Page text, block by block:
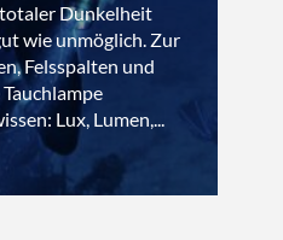
totaler Dunkelheit
wie unmöglich. Zur
Felsspalten und
Lux, Lumen,...